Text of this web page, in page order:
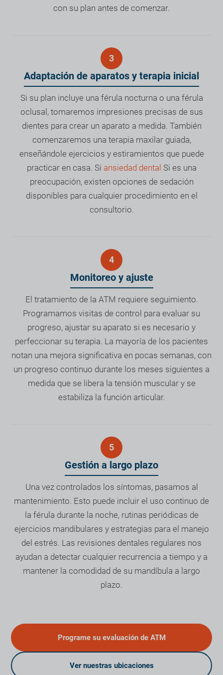
con su plan antes de comenzar.
Adaptación de aparatos y terapia inicial
Si su plan incluye una férula nocturna o una férula
oclusal, tomaremos impresiones precisas de sus
dientes para crear un aparato a medida. También
comenzaremos una terapia maxilar guiada,
enseñándole ejercicios y estiramientos que puede
practicar en casa. Si ansiedad dental Si es una
preocupación, existen opciones de sedación
disponibles para cualquier procedimiento en el
consultorio.
Monitoreo y ajuste
El tratamiento de la ATM requiere seguimiento.
Programamos visitas de control para evaluar su
progreso, ajustar su aparato si es necesario y
perfeccionar su terapia. La mayoría de los pacientes
notan una mejora significativa en pocas semanas, con
un progreso continuo durante los meses siguientes a
medida que se libera la tensión muscular y se
estabiliza la función articular.
Gestión a largo plazo
Una vez controlados los síntomas, pasamos al
mantenimiento. Esto puede incluir el uso continuo de
la férula durante la noche, rutinas periódicas de
ejercicios mandibulares y estrategias para el manejo
del estrés. Las revisiones dentales regulares nos
ayudan a detectar cualquier recurrencia a tiempo y a
mantener la comodidad de su mandíbula a largo
plazo.
Programe su evaluación de ATM
Ver nuestras ubicaciones